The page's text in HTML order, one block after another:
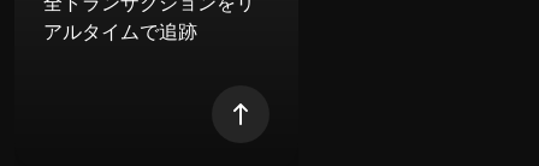
アルタイムで追跡